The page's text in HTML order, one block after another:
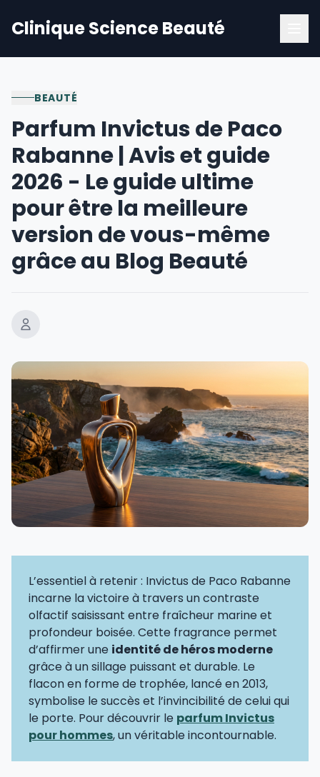
Clinique Science Beauté
BEAUTÉ
Parfum Invictus de Paco
Rabanne | Avis et guide
2026 - Le guide ultime
pour être la meilleure
version de vous-même
grâce au Blog Beauté
L’essentiel à retenir : Invictus de Paco Rabanne
incarne la victoire à travers un contraste
olfactif saisissant entre fraîcheur marine et
profondeur boisée. Cette fragrance permet
d’affirmer une identité de héros moderne
grâce à un sillage puissant et durable. Le
flacon en forme de trophée, lancé en 2013,
symbolise le succès et l’invincibilité de celui qui
le porte. Pour découvrir le parfum Invictus
pour hommes, un véritable incontournable.